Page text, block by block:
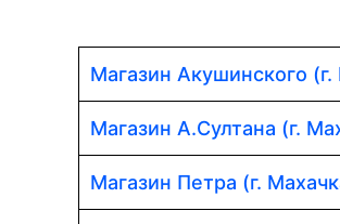
Магазин Акушинского
Магазин А.Султана (г.
Магазин Петра (г.